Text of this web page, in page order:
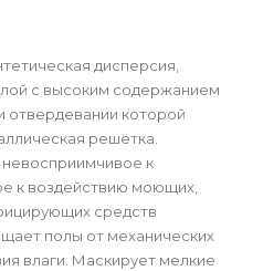
дисперсия,
с высоким содержанием
отвердевании которой
решётка.
к
к воздействию моющих,
средств
полы от механических
влаги. Маскирует мелкие